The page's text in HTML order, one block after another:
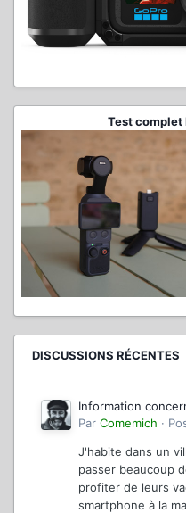
Test complet
DISCUSSIONS RÉCENTES
Information
Par Comemich ·
J'habite dans un
passer beaucoup
profiter de leurs
smartphone à la